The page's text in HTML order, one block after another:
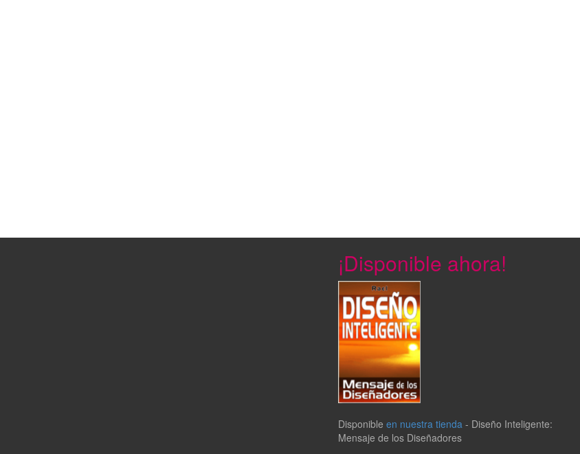
¡Disponible ahora!
Disponible en nuestra tienda - Diseño Inteligente:
Mensaje de los Diseñadores